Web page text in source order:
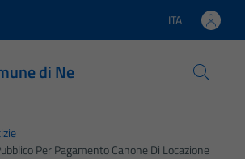
Lingua attiva:
ITA
di Ne
Per Pagamento Canone Di Locazione